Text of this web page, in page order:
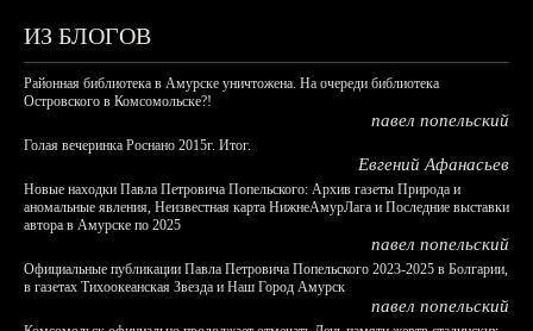
ИЗ БЛОГОВ
Районная библиотека в Амурске уничтожена. На очереди библиотека
Островского в Комсомольске?!
павел попельский
Голая вечеринка Роснано 2015г. Итог.
Евгений Афанасьев
Новые находки Павла Петровича Попельского: Архив газеты Природа и
аномальные явления, Неизвестная карта НижнеАмурЛага и Последние выставки
автора в Амурске по 2025
павел попельский
Официальные публикации Павла Петровича Попельского 2023-2025 в Болгарии,
в газетах Тихоокеанская Звезда и Наш Город Амурск
павел попельский